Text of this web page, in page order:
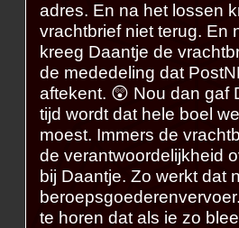
adres. En na het lossen
vrachtbrief niet terug. En
kreeg Daantje de
de mededeling dat
aftekent. 😲 Nou dan gaf
tijd wordt dat hele boel
moest. Immers de
de verantwoordelijkheid
bij Daantje. Zo werkt dat
te horen dat als ie zo